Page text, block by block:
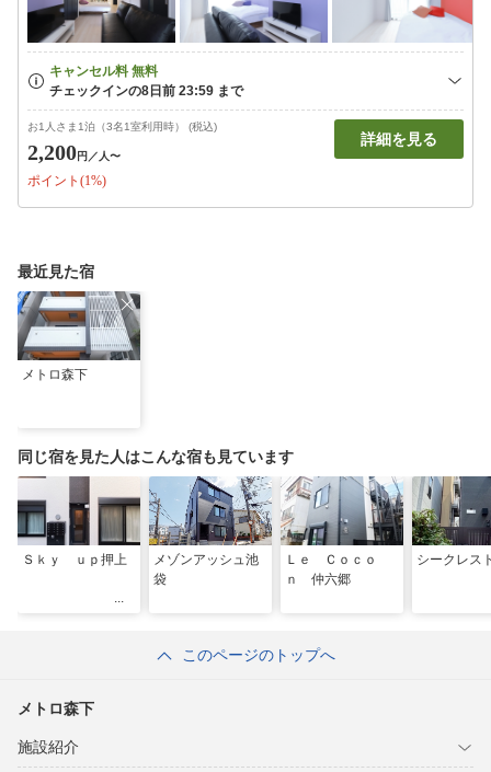
お1人さま1泊（3名1室利用時） (税込)
2,200円 ／人〜
ポイント(1%)
詳細を見る
最近見た宿
メトロ森下
同じ宿を見た人はこんな宿も見ています
Ｓｋｙ ｕｐ押上
メゾンアッシュ池
袋
Ｌｅ Ｃｏｃｏ
ｎ 仲六郷
シークレス
このページのトップへ
メトロ森下
施設紹介